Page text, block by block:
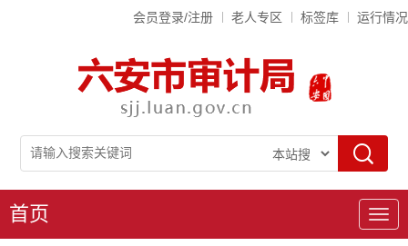
会员登录/注册 老人专区 标签库 运行情况
导
航
首页